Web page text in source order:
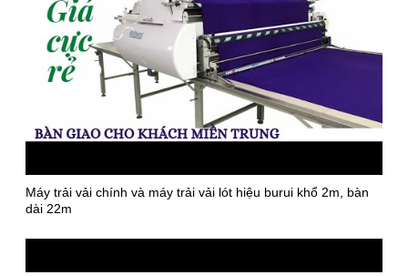
Máy trải vải chính và máy trải vải lót hiệu burui khổ 2m, bàn
dài 22m